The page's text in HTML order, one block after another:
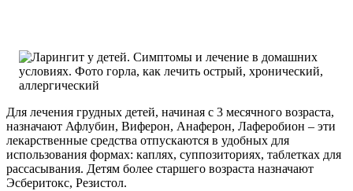
Для лечения грудных детей, начиная с 3 месячного возраста,
назначают Афлубин, Виферон, Анаферон, Лаферобион – эти
лекарственные средства отпускаются в удобных для
использования формах: каплях, суппозиториях, таблетках для
рассасывания. Детям более старшего возраста назначают
Эсберитокс, Резистол.